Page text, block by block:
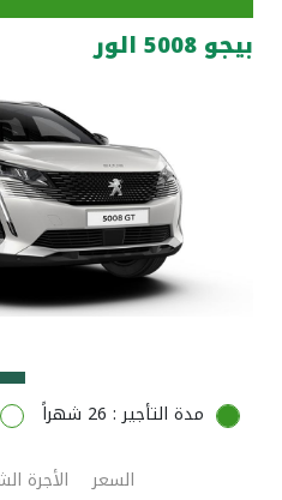
مواقع الفروع وأجهزة الصرف
تركيا
ماليزيا
بيجو 5008 الور
مدة التأجير : 26 شهراً
السعر الأجرة